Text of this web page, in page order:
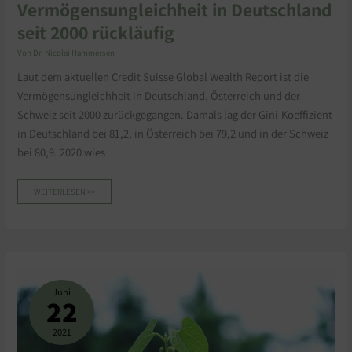
Vermögensungleichheit in Deutschland
seit 2000 rückläufig
Von Dr. Nicolai Hammersen
Laut dem aktuellen Credit Suisse Global Wealth Report ist die
Vermögensungleichheit in Deutschland, Österreich und der
Schweiz seit 2000 zurückgegangen. Damals lag der Gini-Koeffizient
in Deutschland bei 81,2, in Österreich bei 79,2 und in der Schweiz
bei 80,9. 2020 wies
WEITERLESEN >>
Juni
22
2021
DEUTSCHLAND
KNAPP
55.000